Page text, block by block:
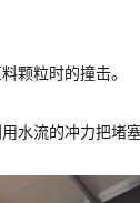
颗粒时的撞击。
水流的冲力把堵